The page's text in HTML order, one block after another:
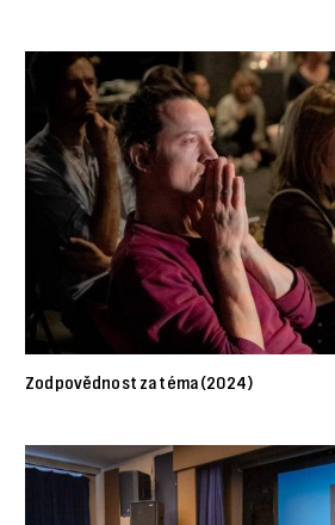
Zodpovědnost za téma (2024)